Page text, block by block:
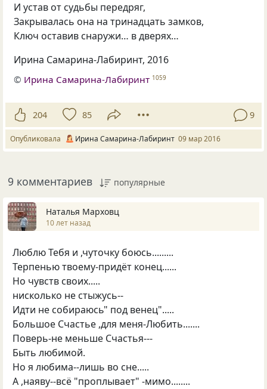
И устав от судьбы передряг,
Закрывалась она на тринадцать замков,
Ключ оставив снаружи… в дверях…
Ирина Самарина-Лабиринт, 2016
© Ирина Самарина-Лабиринт 1059
204 85 9
Опубликовала Ирина Самарина-Лабиринт 09 мар 2016
9 комментариев популярные
Наталья Марховц
10 лет назад
Люблю Тебя и ,чуточку боюсь.........
Терпенью твоему-придёт конец......
Но чувств своих.....
нисколько не стыжусь--
Идти не собираюсь" под венец".....
Большое Счастье ,для меня-Любить.......
Поверь-не меньше Счастья---
Быть любимой.
Но я любима--лишь во сне.....
А ,наяву--всё "проплывает" -мимо........